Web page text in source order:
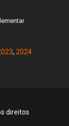
, 2024
direitos